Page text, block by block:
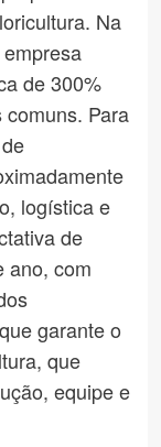
Na
de 300%
Para
logística e
de
ano, com
garante o
que
equipe e